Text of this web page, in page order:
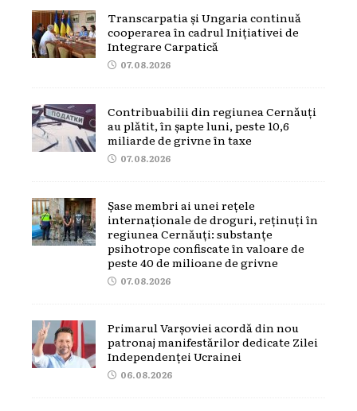
Transcarpatia și Ungaria continuă
cooperarea în cadrul Inițiativei de
Integrare Carpatică
07.08.2026
Contribuabilii din regiunea Cernăuți
au plătit, în șapte luni, peste 10,6
miliarde de grivne în taxe
07.08.2026
Șase membri ai unei rețele
internaționale de droguri, reținuți în
regiunea Cernăuți: substanțe
psihotrope confiscate în valoare de
peste 40 de milioane de grivne
07.08.2026
Primarul Varșoviei acordă din nou
patronaj manifestărilor dedicate Zilei
Independenței Ucrainei
06.08.2026